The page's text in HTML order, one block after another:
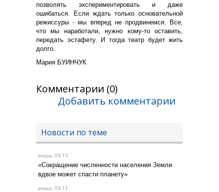
позволять экспериментировать и даже
ошибаться. Если ждать только основательной
режиссуры - мы вперед не продвинемся. Все,
что мы наработали, нужно кому-то оставить,
передать эстафету. И тогда театр будет жить
долго.
Мария БУИНЧУК
Комментарии (0)
Добавить комментарии
Новости по теме
вчера, 06:15
«Сокращение численности населения Земли
вдвое может спасти планету»
вчера, 06:11